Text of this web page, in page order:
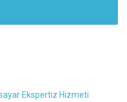
Ekspertiz Hizmeti